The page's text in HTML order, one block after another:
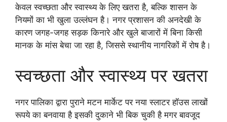
केवल स्वच्छता और स्वास्थ्य के लिए खतरा है, बल्कि शासन के
नियमों का भी खुला उल्लंघन है। नगर प्रशासन की अनदेखी के
कारण जगह-जगह सड़क किनारे और खुले बाजारों में बिना किसी
मानक के मांस बेचा जा रहा है, जिससे स्थानीय नागरिकों में रोष है।
स्वच्छता और स्वास्थ्य पर खतरा
नगर पालिका द्वारा पुराने मटन मार्केट पर नया स्लाटर हॉउस लाखों
रूपये का बनवाया है इसकी दुकाने भी बिक चुकी है मगर बावजूद